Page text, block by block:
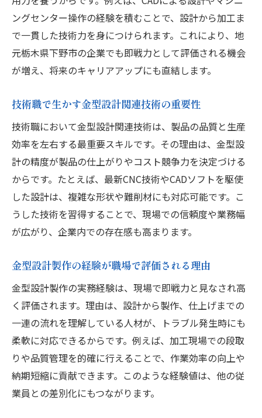
ングセンター操作の経験を積むことで、設計から加工ま
で一貫した技術力を身につけられます。これにより、地
元栃木県下野市の企業でも即戦力として評価される機会
が増え、将来のキャリアアップにも直結します。
技術職で生かす金型設計関連技術の重要性
技術職において金型設計関連技術は、製品の品質と生産
効率を左右する最重要スキルです。その理由は、金型設
計の精度が製品の仕上がりやコスト競争力を決定づける
からです。たとえば、最新CNC技術やCADソフトを駆使
した設計は、複雑な形状や難削材にも対応可能です。こ
うした技術を習得することで、現場での信頼度や業務幅
が広がり、企業内での存在感も高まります。
金型設計製作の経験が職場で評価される理由
金型設計製作の実務経験は、現場で即戦力と見なされ高
く評価されます。理由は、設計から製作、仕上げまでの
一連の流れを理解している人材が、トラブル発生時にも
柔軟に対応できるからです。例えば、加工現場での段取
りや品質管理を的確に行えることで、作業効率の向上や
納期短縮に貢献できます。このような経験値は、他の従
業員との差別化にもつながります。